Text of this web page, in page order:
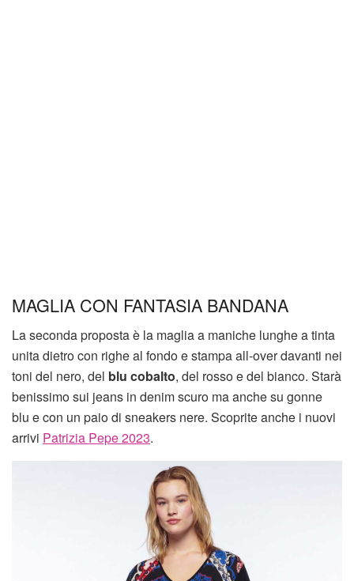
MAGLIA CON FANTASIA BANDANA
La seconda proposta è la maglia a maniche lunghe a tinta
unita dietro con righe al fondo e stampa all-over davanti nei
toni del nero, del blu cobalto, del rosso e del bianco. Starà
benissimo sui jeans in denim scuro ma anche su gonne
blu e con un paio di sneakers nere. Scoprite anche i nuovi
arrivi Patrizia Pepe 2023.